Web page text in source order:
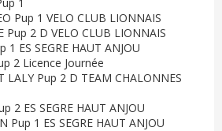
Pup 1 VELO CLUB LIONNAIS
Pup 2 D VELO CLUB LIONNAIS
1 ES SEGRE HAUT ANJOU
2 Licence Journée
LALY Pup 2 D TEAM CHALONNES
2 ES SEGRE HAUT ANJOU
Pup 1 ES SEGRE HAUT ANJOU